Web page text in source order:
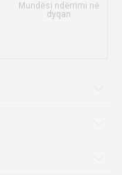
Mundësi ndërrimi në
dyqan